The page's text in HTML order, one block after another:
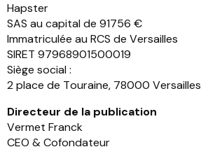
Hapster
SAS au capital de 91756 €
Immatriculée au RCS de Versailles
SIRET 97968901500019
Siège social :
2 place de Touraine, 78000 Versailles
Directeur de la publication
Vermet Franck
CEO & Cofondateur